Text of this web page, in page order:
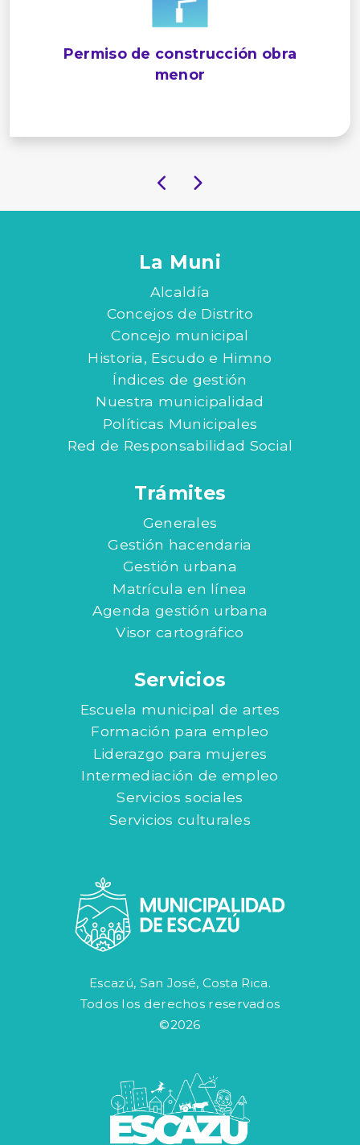
Permiso de construcción obra
menor
La Muni
Alcaldía
Concejos de Distrito
Concejo municipal
Historia, Escudo e Himno
Índices de gestión
Nuestra municipalidad
Políticas Municipales
Red de Responsabilidad Social
Trámites
Generales
Gestión hacendaria
Gestión urbana
Matrícula en línea
Agenda gestión urbana
Visor cartográfico
Servicios
Escuela municipal de artes
Formación para empleo
Liderazgo para mujeres
Intermediación de empleo
Servicios sociales
Servicios culturales
Escazú, San José, Costa Rica.
Todos los derechos reservados
©2026